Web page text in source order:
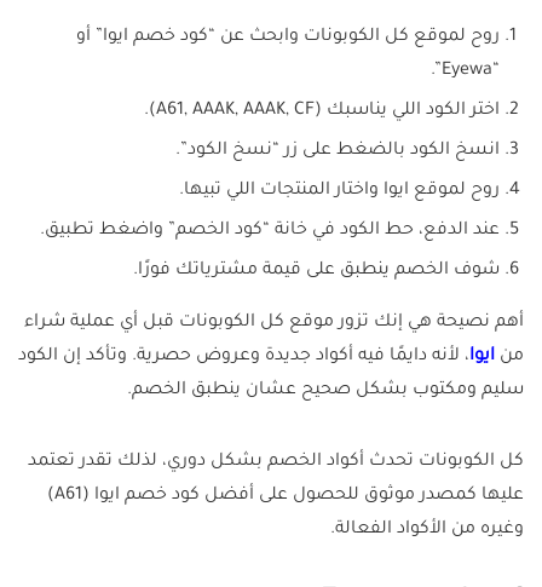
روح لموقع كل الكوبونات وابحث عن “كود خصم ايوا” أو
“Eyewa”.
اختر الكود اللي يناسبك (A61, AAAK, AAAK, CF).
انسخ الكود بالضغط على زر “نسخ الكود”.
روح لموقع ايوا واختار المنتجات اللي تبيها.
عند الدفع، حط الكود في خانة “كود الخصم” واضغط تطبيق.
شوف الخصم ينطبق على قيمة مشترياتك فورًا.
أهم نصيحة هي إنك تزور موقع كل الكوبونات قبل أي عملية شراء
من ايوا، لأنه دايمًا فيه أكواد جديدة وعروض حصرية. وتأكد إن الكود
سليم ومكتوب بشكل صحيح عشان ينطبق الخصم.
كل الكوبونات تحدث أكواد الخصم بشكل دوري، لذلك تقدر تعتمد
عليها كمصدر موثوق للحصول على أفضل كود خصم ايوا (A61)
وغيره من الأكواد الفعالة.